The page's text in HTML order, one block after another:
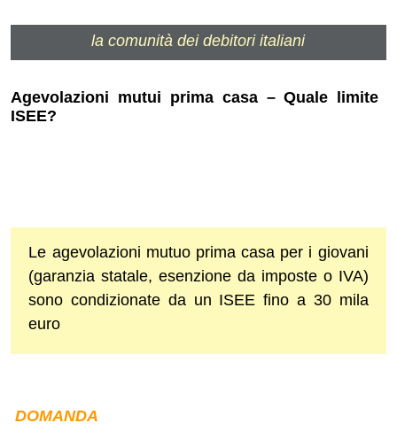
la comunità dei debitori italiani
Agevolazioni mutui prima casa – Quale limite
ISEE?
Le agevolazioni mutuo prima casa per i giovani
(garanzia statale, esenzione da imposte o IVA)
sono condizionate da un ISEE fino a 30 mila
euro
DOMANDA